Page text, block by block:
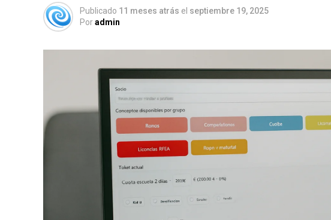
Publicado 11 meses atrás el septiembre 19, 2025
Poradmin